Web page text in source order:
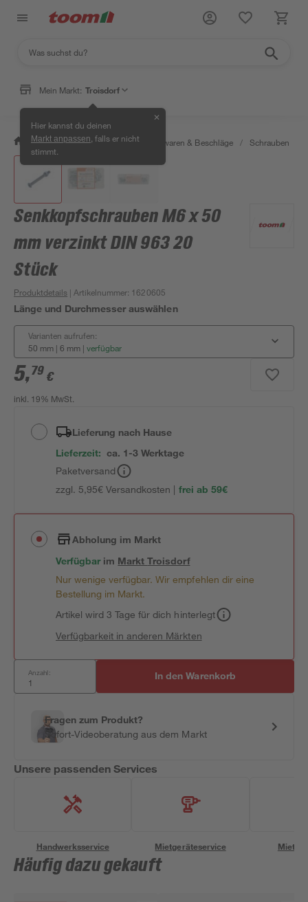
Mein Markt: Troisdorf
Hier kannst du deinen
Markt anpassen , falls er nicht
stimmt.
✕
/ Werkstatt & Maschinen / Eisenwaren & Beschläge / Schrauben
Senkkopfschrauben M6 x 50
mm verzinkt DIN 963 20
Stück
Produktdetails | Artikelnummer: 1620605
Länge und Durchmesser auswählen
Varianten aufrufen:
50 mm | 6 mm | verfügbar
5,79 €
inkl. 19% MwSt.
Lieferung nach Hause
Lieferzeit: ca. 1-3 Werktage
Paketversand
zzgl. 5,95€ Versandkosten | frei ab 59€
Abholung im Markt
Verfügbar im MarktTroisdorf
Nur wenige verfügbar. Wir empfehlen dir eine
Bestellung im Markt.
Artikel wird 3 Tage für dich hinterlegt
Verfügbarkeit in anderen Märkten
Anzahl: In den Warenkorb
Fragen zum Produkt?
Sofort-Videoberatung aus dem Markt
Unsere passenden Services
Handwerksservice Mietgeräteservice
Häufig dazu gekauft